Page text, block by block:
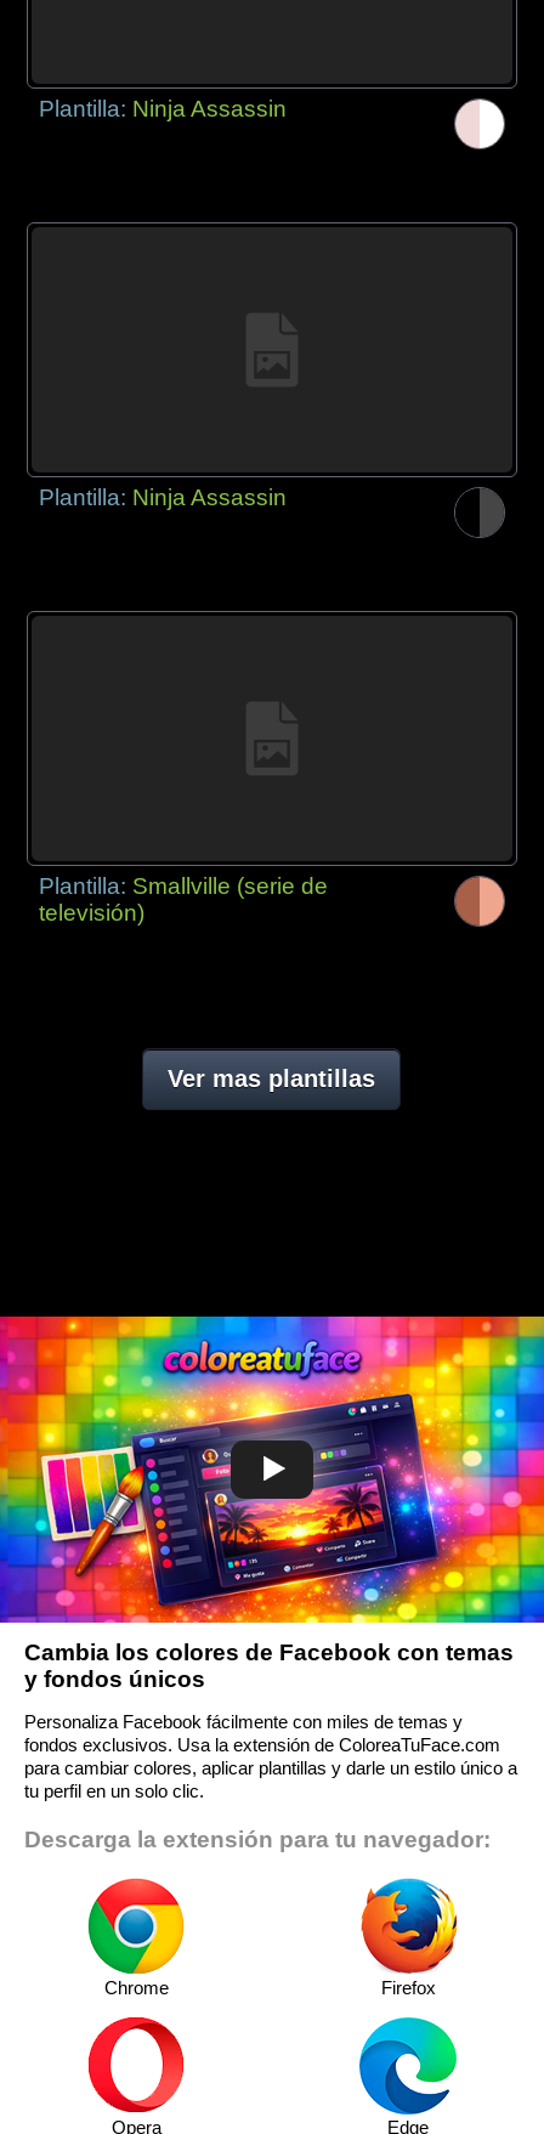
Plantilla: Ninja Assassin
Plantilla: Ninja Assassin
Plantilla: Smallville (serie de
televisión)
Ver mas plantillas
Cambia los colores de Facebook con temas
y fondos únicos
Personaliza Facebook fácilmente con miles de temas y
fondos exclusivos. Usa la extensión de ColoreaTuFace.com
para cambiar colores, aplicar plantillas y darle un estilo único a
tu perfil en un solo clic.
Descarga la extensión para tu navegador:
Chrome Firefox
Opera Edge